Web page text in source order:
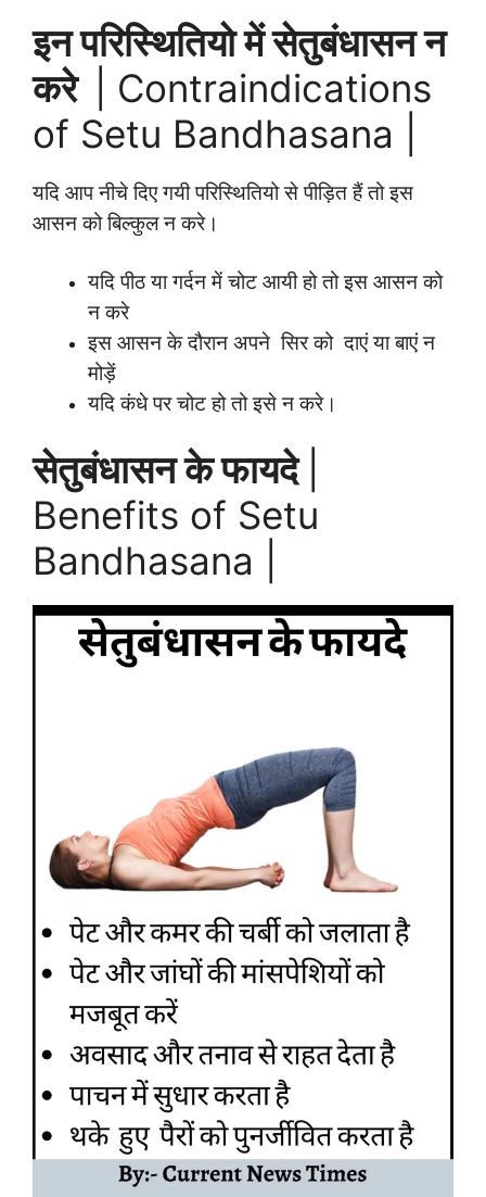
इन परिस्थितियो में सेतुबंधासन न
करे
| Contraindications
of Setu Bandhasana |
यदि आप नीचे दिए गयीपरिस्थितियोसे पीड़ित हैं तो इस
आसन को बिल्कुल न करे।
यदि पीठ या गर्दन में चोट आयी हो तो इस आसन को
न करे
इस आसन के दौरान अपने सिर को दाएं या बाएं न
मोड़ें
यदि कंधे पर चोट हो तो इसे न करे।
सेतुबंधासन के फायदे
Benefits of Setu
Bandhasana |